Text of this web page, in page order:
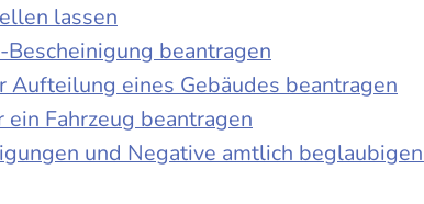
lassen
beantragen
eines Gebäudes beantragen
Fahrzeug beantragen
und Negative amtlich